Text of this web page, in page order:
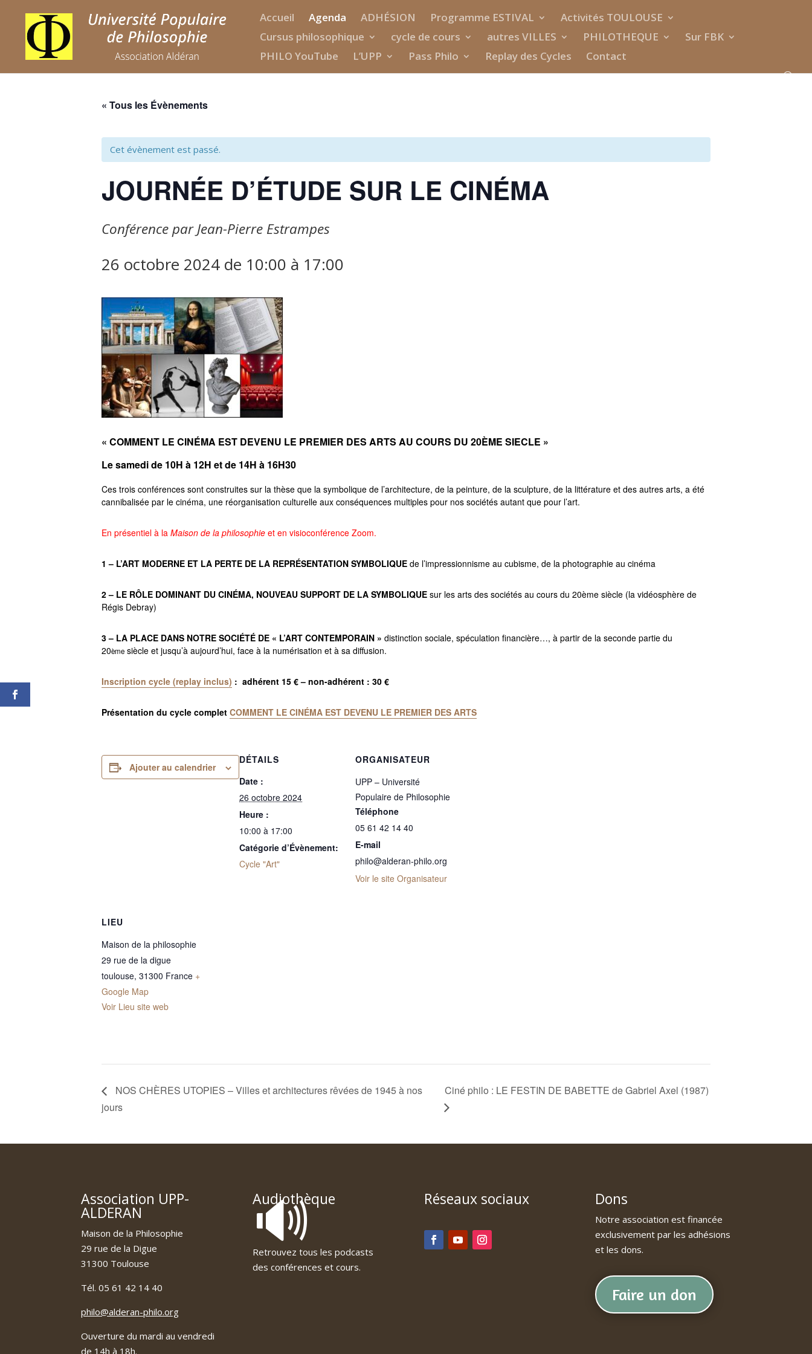
Accueil Agenda ADHÉSION Programme ESTIVAL
Activités TOULOUSE
Cursus philosophique
cycle de cours autres VILLES PHILOTHEQUE
Sur FBK
PHILO YouTube
L’UPP Pass Philo Replay des Cycles Contact
« Tous les Évènements
Cet évènement est passé.
JOURNÉE D’ÉTUDE SUR LE CINÉMA
Conférence par Jean-Pierre Estrampes
26 octobre 2024 de 10:00 à 17:00
« COMMENT LE CINÉMA EST DEVENU LE PREMIER DES ARTS AU COURS DU 20ÈME SIECLE »
Le samedi de 10H à 12H et de 14H à 16H30
Ces trois conférences sont construites sur la thèse que la symbolique de l’architecture, de la peinture, de la sculpture, de la littérature et des autres arts, a été
cannibalisée par le cinéma, une réorganisation culturelle aux conséquences multiples pour nos sociétés autant que pour l’art.
En présentiel à la Maison de la philosophie et en visioconférence Zoom.
1 – L’ART MODERNE ET LA PERTE DE LA REPRÉSENTATION SYMBOLIQUE de l’impressionnisme au cubisme, de la photographie au cinéma
2 – LE RÔLE DOMINANT DU CINÉMA, NOUVEAU SUPPORT DE LA SYMBOLIQUE sur les arts des sociétés au cours du 20ème siècle (la vidéosphère de
Régis Debray)
3 – LA PLACE DANS NOTRE SOCIÉTÉ DE « L’ART CONTEMPORAIN » distinction sociale, spéculation financière…, à partir de la seconde partie du
20ème siècle et jusqu’à aujourd’hui, face à la numérisation et à sa diffusion.
Inscription cycle (replay inclus) : adhérent 15 € – non-adhérent : 30 €
Présentation du cycle complet COMMENT LE CINÉMA EST DEVENU LE PREMIER DES ARTS
Ajouter au calendrier
DÉTAILS
Date :
26 octobre 2024
Heure :
10:00 à 17:00
Catégorie d’Évènement:
Cycle "Art"
ORGANISATEUR
UPP – Université
Populaire de Philosophie
Téléphone
05 61 42 14 40
E-mail
philo@alderan-philo.org
Voir le site Organisateur
LIEU
Maison de la philosophie
29 rue de la digue
toulouse, 31300 France +
Google Map
Voir Lieu site web
NOS CHÈRES UTOPIES – Villes et architectures rêvées de 1945 à nos
jours
Ciné philo : LE FESTIN DE BABETTE de Gabriel Axel (1987)
Association UPP-
ALDERAN
Maison de la Philosophie
29 rue de la Digue
31300 Toulouse
Tél. 05 61 42 14 40
philo@alderan-philo.org
Ouverture du mardi au vendredi
de 14h à 18h.
Audiothèque
🔊
Retrouvez tous les podcasts
des conférences et cours.
Réseaux sociaux Dons
Notre association est financée
exclusivement par les adhésions
et les dons.
Faire un don